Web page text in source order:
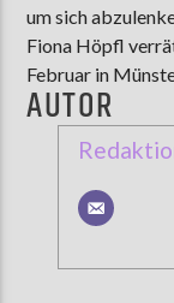
um sich
Fiona Höpfl
Februar in
AUTOR